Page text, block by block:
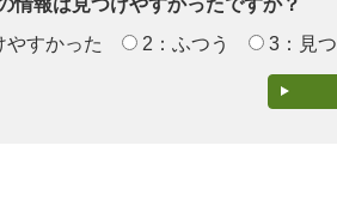
やすかった
2：ふつう 3：見